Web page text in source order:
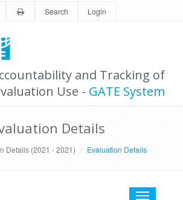
Search Login
and Tracking of
Use - GATE System
Details
Details (2021 - 2021) Evaluation Details
Toggle